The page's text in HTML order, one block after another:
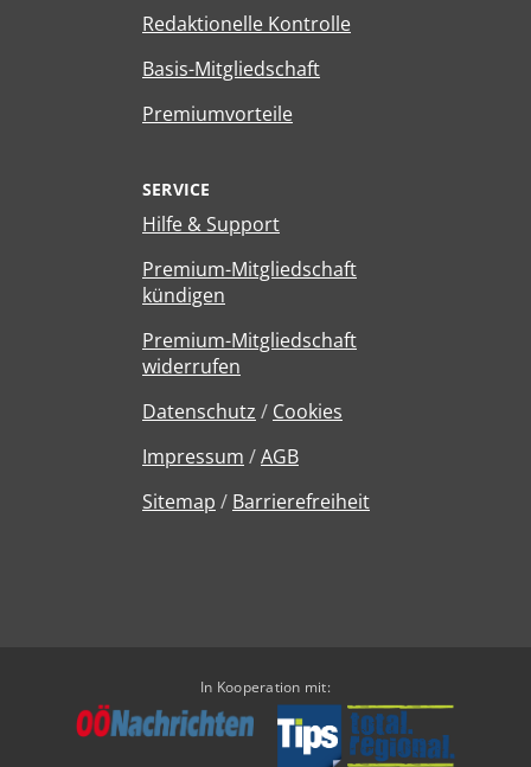
Redaktionelle Kontrolle
Basis-Mitgliedschaft
Premiumvorteile
SERVICE
Hilfe & Support
Premium-Mitgliedschaft
kündigen
Premium-Mitgliedschaft
widerrufen
Datenschutz / Cookies
Impressum /AGB
Sitemap / Barrierefreiheit
In Kooperation mit: